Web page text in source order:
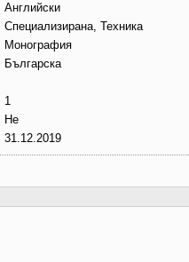
Английски
Специализирана, Техника
Монография
Българска
1
Не
31.12.2019